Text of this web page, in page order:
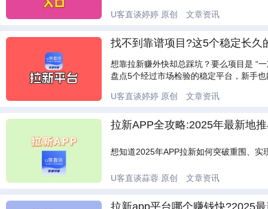
U客直谈婷婷 原创 文章资讯
找不到靠谱项目?这5个稳定长久
想靠拉新赚外快却总踩坑？要么项目是 “
盘点5个经过市场检验的稳定平台，新手
U客直谈婷婷 原创 文章资讯
拉新APP全攻略:2025年最新地
想知道2025年APP拉新如何突破重围、
U客直谈蒜蓉 原创 文章资讯
拉新app平台哪个赚钱快?2025